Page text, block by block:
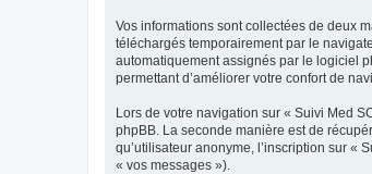
Vos informations sont collectées de deux
téléchargés temporairement par le
automatiquement assignés par le logiciel
permettant d’améliorer votre confort de
Lors de votre navigation sur « Suivi Med
phpBB. La seconde manière est de
qu’utilisateur anonyme, l’inscription sur «
« vos messages »).